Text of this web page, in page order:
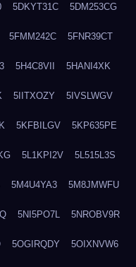
5DKYT31C 5DM253CG
5FMM242C 5FNR39CT
5H4C8VII 5HANI4XK
5IITXOZY 5IVSLWGV
5KFBILGV 5KP635PE
5L1KPI2V 5L515L3S
5M4U4YA3 5M8JMWFU
5NI5PO7L 5NROBV9R
5OGIRQDY 5OIXNVW6